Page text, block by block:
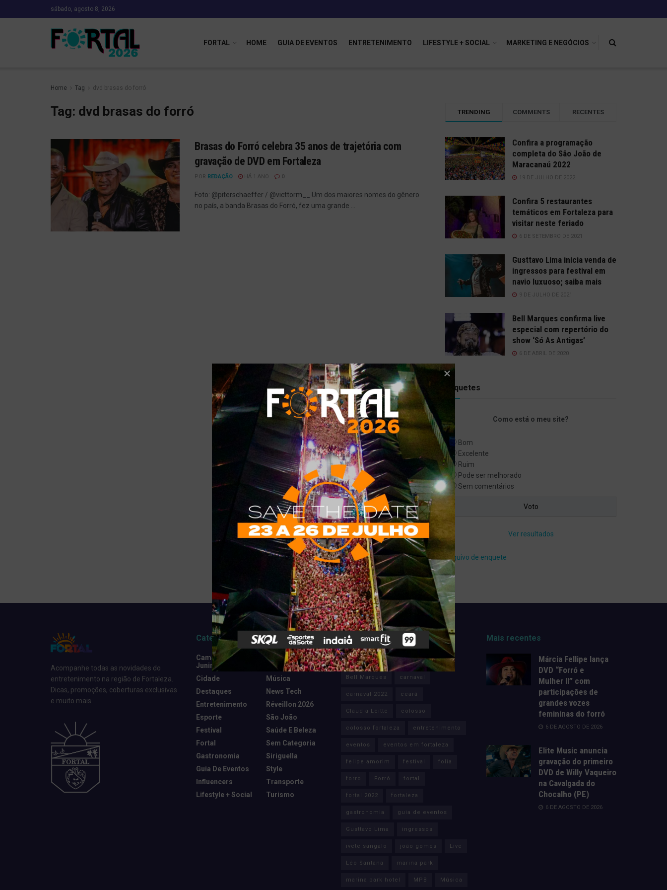
sábado, agosto 8, 2026
FORTAL HOME GUIA DE EVENTOS ENTRETENIMENTO LIFESTYLE + SOCIAL MARKETING E NEGÓCIOS
Home Tag dvd brasas do forró
Tag: dvd brasas do forró
Brasas do Forró celebra 35 anos de trajetória com
gravação de DVD em Fortaleza
POR REDAÇÃO HÁ 1 ANO 0
Foto: @piterschaeffer / @victtorm__ Um dos maiores nomes do gênero
no país, a banda Brasas do Forró, fez uma grande ...
TRENDING COMMENTS RECENTES
Confira a programação
completa do São João de
Maracanaú 2022
19 DE JULHO DE 2022
Confira 5 restaurantes
temáticos em Fortaleza para
visitar neste feriado
6 DE SETEMBRO DE 2021
Gusttavo Lima inicia venda de
ingressos para festival em
navio luxuoso; saiba mais
9 DE JULHO DE 2021
Bell Marques confirma live
especial com repertório do
show ‘Só As Antigas’
6 DE ABRIL DE 2020
Enquetes
Como está o meu site?
Bom
Excelente
Ruim
Pode ser melhorado
Sem comentários
Ver resultados
Arquivo de enquete
Acompanhe todas as novidades do
entretenimento na região de Fortaleza.
Dicas, promoções, coberturas exclusivas
e muito mais.
Categorias
Camarote Vip
Junino
Cidade
Destaques
Entretenimento
Esporte
Festival
Fortal
Gastronomia
Guia De Eventos
Influencers
Lifestyle + Social
Marketing E
Negócios
Música
News Tech
Réveillon 2026
São João
Saúde E Beleza
Sem Categoria
Siriguella
Style
Transporte
Turismo
Tags
Anitta Axé Banda Eva
Bell Marques carnaval
carnaval 2022 ceará
Claudia Leitte colosso
colosso fortaleza entretenimento
eventos eventos em fortaleza
felipe amorim festival folia
forro Forró fortal
fortal 2022 fortaleza
gastronomia guia de eventos
Gusttavo Lima ingressos
ivete sangalo joão gomes Live
Léo Santana marina park
marina park hotel MPB Música
Mais recentes
Márcia Fellipe lança
DVD “Forró e
Mulher II” com
participações de
grandes vozes
femininas do forró
6 DE AGOSTO DE 2026
Elite Music anuncia
gravação do primeiro
DVD de Willy Vaqueiro
na Cavalgada do
Chocalho (PE)
6 DE AGOSTO DE 2026